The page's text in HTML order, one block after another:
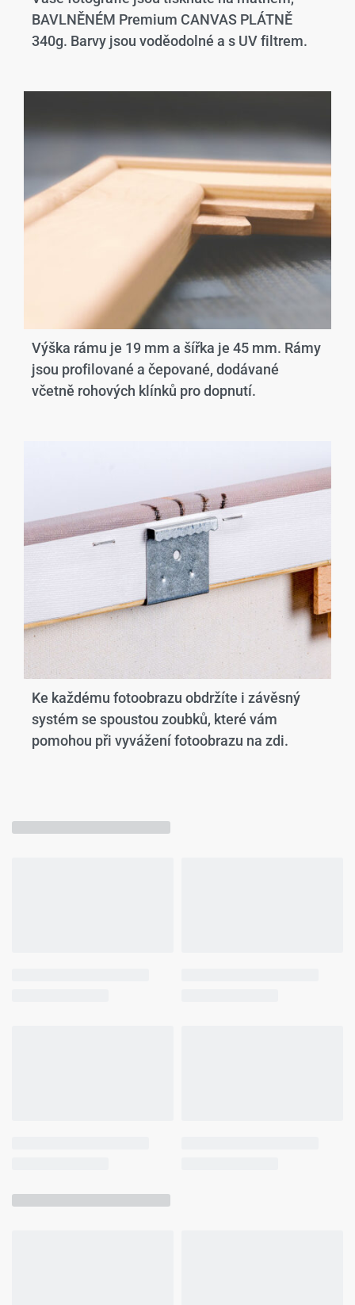
BAVLNĚNÉM Premium CANVAS PLÁTNĚ
340g. Barvy jsou voděodolné a s UV filtrem.
Výška rámu je 19 mm a šířka je 45 mm. Rámy
jsou profilované a čepované, dodávané
včetně rohových klínků pro dopnutí.
Ke každému fotoobrazu obdržíte i závěsný
systém se spoustou zoubků, které vám
pomohou při vyvážení fotoobrazu na zdi.